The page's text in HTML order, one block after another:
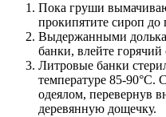
Пока груши
прокипятите сироп до
Выдержанными
банки, влейте горячий
Литровые банки
температуре 85-90°С.
одеялом, перевернув
деревянную дощечку.